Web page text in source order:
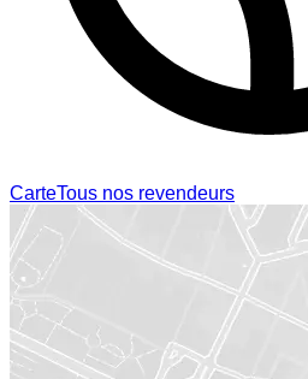
CarteTous nos revendeurs